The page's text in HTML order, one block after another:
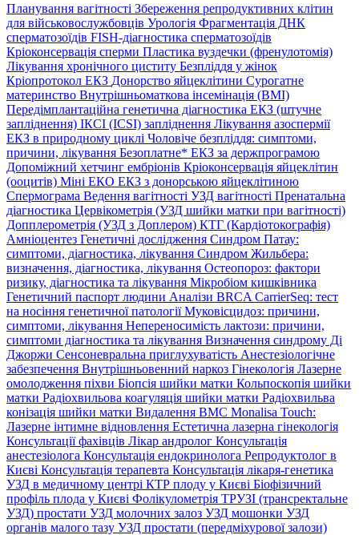
Планування вагітності Збереження репродуктивних клітин
для військовослужбовців Урологія Фрагментація ДНК
сперматозоїдів FISH-діагностика сперматозоїдів
Кріоконсервація сперми Пластика вуздечки (френулотомія)
Лікування хронічного циститу Безпліддя у жінок
Кріопротокол ЕКЗ Донорство яйцеклітини Сурогатне
материнство Внутрішньоматкова інсемінація (ВМІ)
Передімплантаційна генетична діагностика ЕКЗ (штучне
запліднення) ІКСІ (ICSI) запліднення Лікування азоспермії
ЕКЗ в природному циклі Чоловіче безпліддя: симптоми,
причини, лікування Безоплатне* ЕКЗ за держпрограмою
Допоміжний хетчинг ембріонів Кріоконсервація яйцеклітин
(ооцитів) Міні ЕКО ЕКЗ з донорською яйцеклітиною
Спермограма Ведення вагітності УЗД вагітності Пренатальна
діагностика Цервікометрія (УЗД шийки матки при вагітності)
Допплерометрія (УЗД з Доплером) КТГ (Кардіотокографія)
Амніоцентез Генетичні дослідження Синдром Патау:
симптоми, дiагностика, лiкування Синдром Жильбера:
визначення, діагностика, лікування Остеопороз: фактори
ризику, діагностика та лікування Мікробіом кишківника
Генетичний паспорт людини Аналізи BRCA CarrierSeq: тест
на носіння генетичної патологіїМуковісцидоз: причини,
симптоми, лікування Непереносимість лактози: причини,
симптоми діагностика та лікування Визначення синдрому Ді
Джоржи Сенсоневральна приглухуватість Анестезіологічне
забезпечення Внутрішньовенний наркоз Гінекологія Лазерне
омолодження піхви Біопсія шийки матки Кольпоскопія шийки
матки Радіохвильова коагуляція шийки матки Радіохвильва
конізація шийки матки Видалення ВМС Monalisa Touch:
Лазерне інтимне відновлення Естетична лазерна гінекологія
Консультації фахівців Лікар андролог Консультація
анестезіолога Консультація ендокринолога Репродуктолог в
Києві Консультація терапевта Консультація лікаря-генетика
УЗД в медичному центрі КТР плоду у Києві Біофізичний
профіль плода у Києві Фолікулометрія ТРУЗІ (трансректальне
УЗД) простати УЗД молочних залоз УЗД мошонки УЗД
органів малого тазу УЗД простати (передміхурової залози)